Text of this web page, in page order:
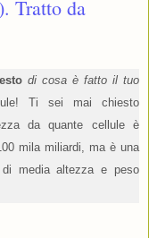
Tratto da
di cosa è fatto il tuo
Ti sei mai chiesto
da quante cellule è
mila miliardi, ma è una
media altezza e peso